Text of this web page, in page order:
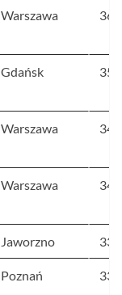
Warszawa 36
Gdańsk 35
Warszawa 34
Warszawa 34
Jaworzno 33
Poznań 33